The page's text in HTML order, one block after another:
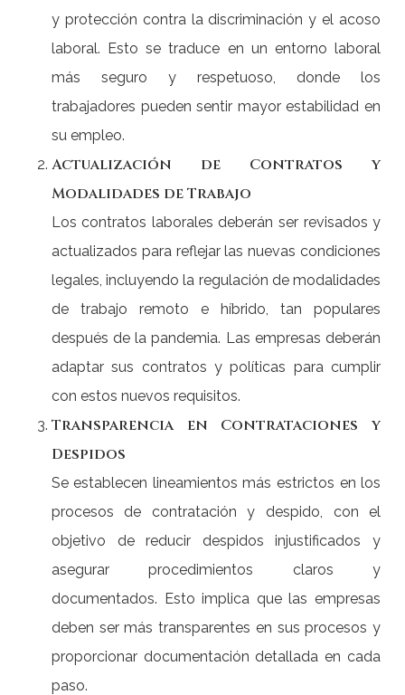
y protección contra la discriminación y el acoso
laboral. Esto se traduce en un entorno laboral
más seguro y respetuoso, donde los
trabajadores pueden sentir mayor estabilidad en
su empleo.
Actualización de Contratos y
Modalidades de Trabajo
Los contratos laborales deberán ser revisados y
actualizados para reflejar las nuevas condiciones
legales, incluyendo la regulación de modalidades
de trabajo remoto e híbrido, tan populares
después de la pandemia. Las empresas deberán
adaptar sus contratos y políticas para cumplir
con estos nuevos requisitos.
Transparencia en Contrataciones y
Despidos
Se establecen lineamientos más estrictos en los
procesos de contratación y despido, con el
objetivo de reducir despidos injustificados y
asegurar procedimientos claros y
documentados. Esto implica que las empresas
deben ser más transparentes en sus procesos y
proporcionar documentación detallada en cada
paso.